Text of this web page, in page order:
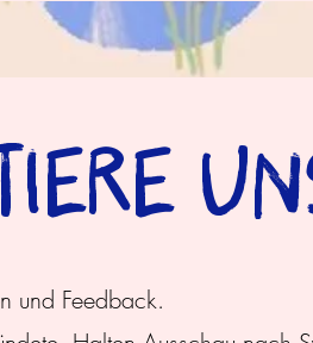
und Feedback.